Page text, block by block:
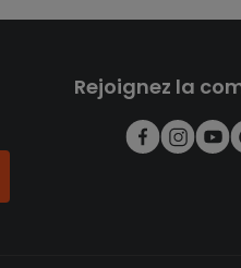
Rejoignez la